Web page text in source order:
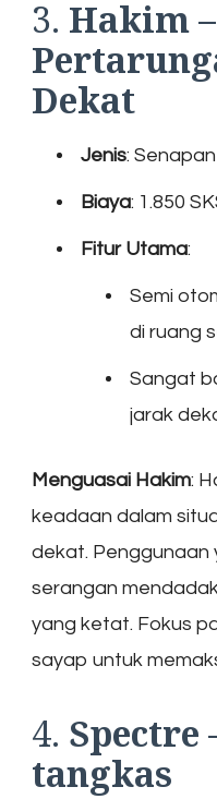
3. Hakim
Dekat
Jenis: Senapan
Biaya: 1.850
Fitur Utama:
Semi
di ruang
Sangat
jarak
Menguasai Hakim:
keadaan dalam
dekat.
serangan
yang ketat. Fokus
sayap untuk
4. Spectre
tangkas